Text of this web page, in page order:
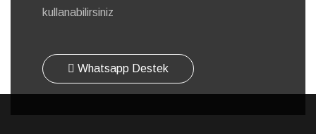
kullanabilirsiniz
Whatsapp Destek